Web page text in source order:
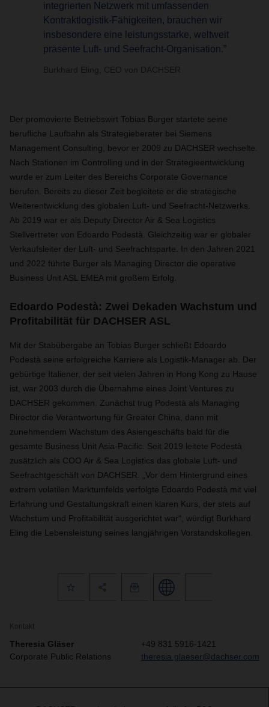
integrierten Netzwerk mit umfassenden
Kontraktlogistik-Fähigkeiten, brauchen wir
insbesondere eine leistungsstarke, weltweit
präsente Luft- und Seefracht-Organisation.”
Burkhard Eling, CEO von DACHSER
Der promovierte Betriebswirt Tobias Burger startete seine
berufliche Laufbahn als Strategieberater bei Siemens
Management Consulting, bevor er 2009 zu DACHSER wechselte.
Nach Stationen im Controlling und in der Strategieentwicklung
wurde er zum Leiter des Bereichs Corporate Governance
berufen. Bereits zu dieser Zeit begleitete er die strategische
Weiterentwicklung des globalen Luft- und Seefracht-Netzwerks.
Ab 2019 war er als Deputy Director Air & Sea Logistics
Stellvertreter von Edoardo Podestà. Gleichzeitig war er globaler
Verkaufsleiter der Luft- und Seefrachtsparte. In den Jahren 2021
und 2022 führte Burger als Managing Director die operative
Business Unit ASL EMEA mit großem Erfolg.
Edoardo Podestà: Zwei Dekaden Wachstum und
Profitabilität für DACHSER ASL
Mit der Stabübergabe an Tobias Burger schließt Edoardo
Podestà seine erfolgreiche Karriere als Logistik-Manager ab. Der
gebürtige Italiener, der seit vielen Jahren in Hong Kong zu Hause
ist, war 2003 durch die Übernahme eines Joint Ventures zu
DACHSER gekommen. Zunächst trug Podestà als Managing
Director die Verantwortung für Greater China, dann mit
zunehmendem Wachstum des Asiengeschäfts bald für die
gesamte Business Unit Asia-Pacific. Seit 2019 leitete Podestà
zusätzlich als COO Air & Sea Logistics das globale Luft- und
Seefrachtgeschäft von DACHSER. „Vor dem Hintergrund eines
extrem volatilen Marktumfelds verfolgte Edoardo Podestà mit viel
Erfahrung und Gestaltungskraft einen klaren Kurs, der stets auf
Wachstum und Profitabilität ausgerichtet war“, würdigt Burkhard
Eling die Lebensleistung seines langjährigen Vorstandskollegen.
Kontakt
Theresia Gläser
Corporate Public Relations
+49 831 5916-1421
theresia.glaeser@dachser.com